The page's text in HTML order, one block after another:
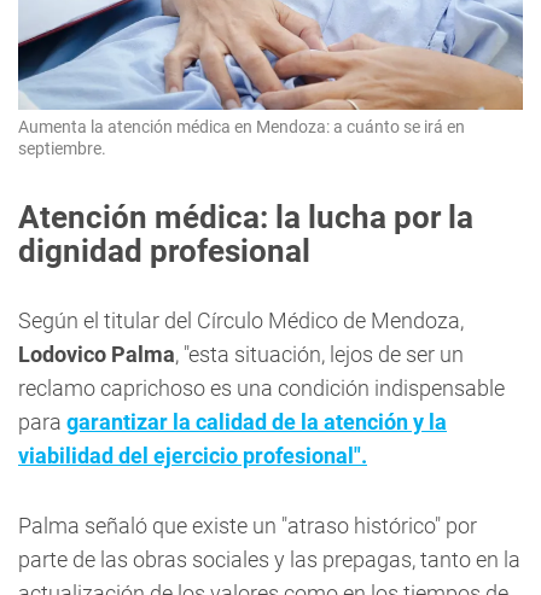
Aumenta la atención médica en Mendoza: a cuánto se irá en
septiembre.
Atención médica: la lucha por la
dignidad profesional
Según el titular del Círculo Médico de Mendoza,
Lodovico Palma, "esta situación, lejos de ser un
reclamo caprichoso es una condición indispensable
para garantizar la calidad de la atención y la
viabilidad del ejercicio profesional".
Palma señaló que existe un "atraso histórico" por
parte de las obras sociales y las prepagas, tanto en la